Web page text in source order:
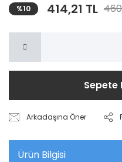
%10 414,21 TL
Sepete
Arkadaşına Öner
Ürün Bilgisi